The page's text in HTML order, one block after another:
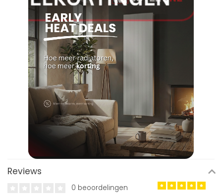
Reviews
0 beoordelingen